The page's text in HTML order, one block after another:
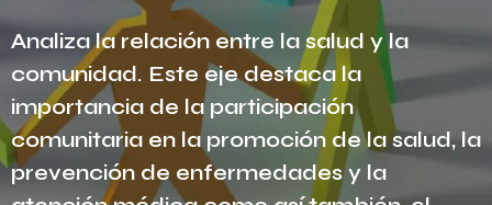
Analiza la relación entre la salud y la
comunidad. Este eje destaca la
importancia de la participación
comunitaria en la promoción de la salud, la
prevención de enfermedades y la